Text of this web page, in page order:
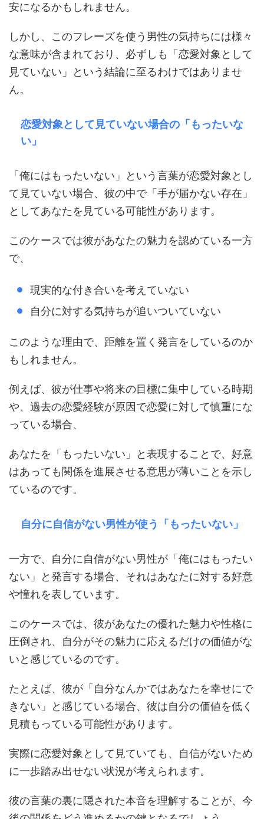
安になるかもしれません。
しかし、このフレーズを使う男性の気持ちには様々
な意味が含まれており、必ずしも「恋愛対象として
見ていない」という結論に至るわけではありませ
ん。
恋愛対象として見ていない場合の「もったいな
い」
「俺にはもったいない」という言葉が恋愛対象とし
て見ていない場合、彼の中で「手が届かない存在」
としてあなたを見ている可能性があります。
このケースでは彼があなたの魅力を認めている一方
で、
現実的な付き合いを考えていない
自分に対する気持ちが追いついていない
このような理由で、距離を置く発言をしているのか
もしれません。
例えば、彼が仕事や将来の目標に集中している時期
や、過去の恋愛経験が原因で恋愛に対して慎重にな
っている場合、
あなたを「もったいない」と表現することで、好意
はあっても関係を進展させる意思が薄いことを示し
ているのです。
自分に自信がない男性が使う「もったいない」
一方で、自分に自信がない男性が「俺にはもったい
ない」と発言する場合、それはあなたに対する好意
や憧れを表しています。
このケースでは、彼があなたの優れた魅力や性格に
圧倒され、自分がその魅力に応えるだけの価値がな
いと感じているのです。
たとえば、彼が「自分なんかではあなたを幸せにで
きない」と感じている場合、彼は自分の価値を低く
見積もっている可能性があります。
実際に恋愛対象として見ていても、自信がないため
に一歩踏み出せない状況が考えられます。
彼の言葉の裏に隠された本音を理解することが、今